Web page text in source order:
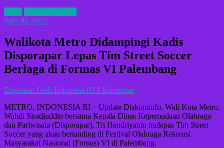
Juni 30, 2022
Walikota Metro Didampingi Kadis
Disporapar Lepas Tim Street Soccer
Berlaga di Formas VI Palembang
Diposkan Oleh:Indonesia RI 0 Komentar
METRO, INDONESIA RI – Update Diskominfo, Wali Kota Metro,
Wahdi Siradjuddin bersama Kepala Dinas Kepemudaan Olahraga
dan Pariwisata (Disporapar), Tri Hendriyanto melepas Tim Street
Soccer yang akan bertanding di Festival Olahraga Rekreasi
Masyarakat Nasional (Fornas) VI di Palembang.